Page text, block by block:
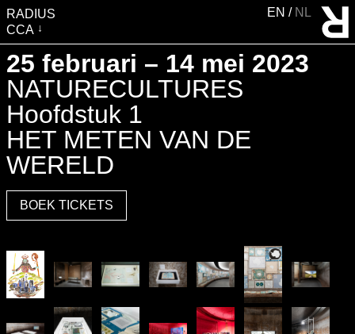
RADIUS
CCA
BEZOEK
TENTOONSTELLINGEN
EVENTS
EDUCATIE &
GEMEENSCHAP
PUBLICATIES
OVER RADIUS
WATERTOREN
SHOP
EN NL
25 februari – 14 mei 2023
NATURECULTURES
Hoofdstuk 1
HET METEN VAN DE
WERELD
BOEK TICKETS